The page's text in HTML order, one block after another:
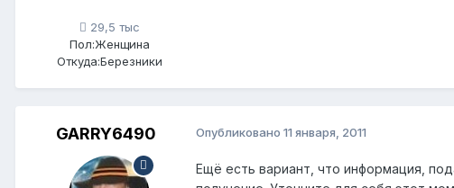
29,5 тыс
Пол:Женщина
Откуда:Березники
GARRY6490 Опубликовано 11 января, 2011
Ещё есть вариант, что информация,